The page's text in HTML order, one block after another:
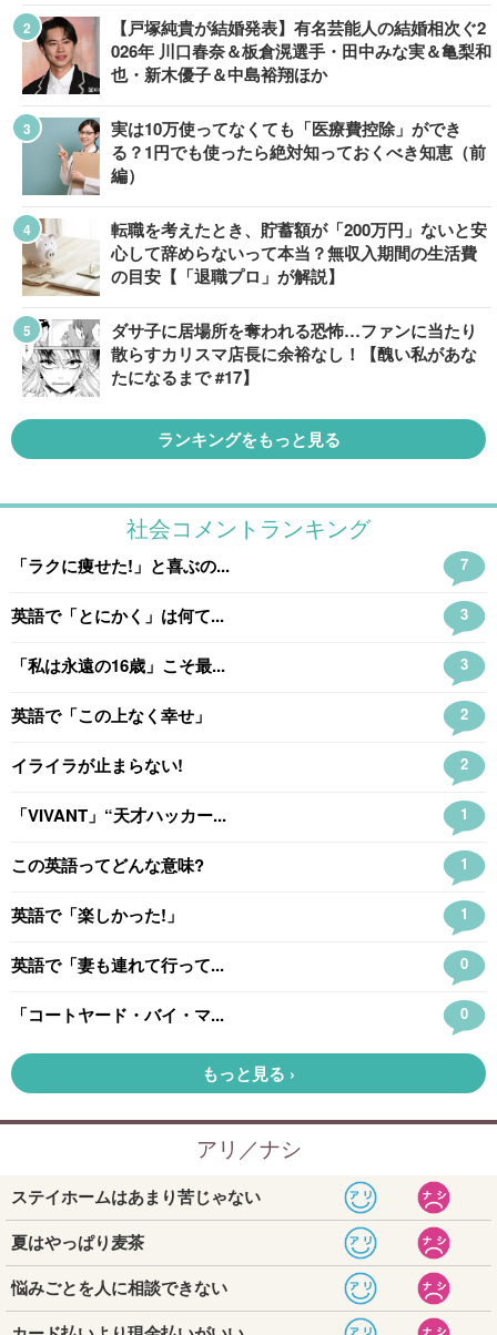
【戸塚純貴が結婚発表】有名芸能人の結婚相次ぐ2
026年 川口春奈＆板倉滉選手・田中みな実＆亀梨和
也・新木優子＆中島裕翔ほか
実は10万使ってなくても「医療費控除」ができ
る？1円でも使ったら絶対知っておくべき知恵（前
編）
転職を考えたとき、貯蓄額が「200万円」ないと安
心して辞めらないって本当？無収入期間の生活費
の目安【「退職プロ」が解説】
ダサ子に居場所を奪われる恐怖…ファンに当たり
散らすカリスマ店長に余裕なし！【醜い私があな
たになるまで #17】
ランキングをもっと見る